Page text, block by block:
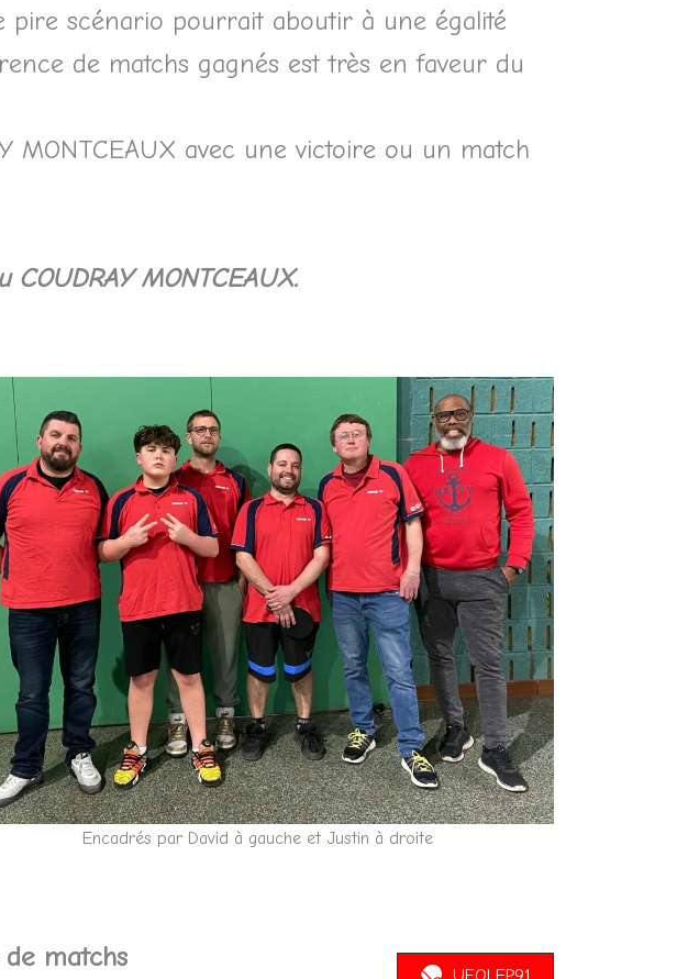
pire scénario pourrait aboutir à une égalité
de matchs gagnés est très en faveur du
MONTCEAUX avec une victoire ou un match
MONTCEAUX.
Encadrés par David à gauche et Justin à droite
matchs